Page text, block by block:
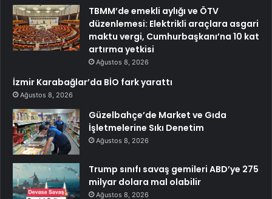
TBMM’de emekli aylığı ve ÖTV
düzenlemesi: Elektrikli araçlara asgari
maktu vergi, Cumhurbaşkanı’na 10 kat
artırma yetkisi
Ağustos 8, 2026
İzmir Karabağlar’da BİO fark yarattı
Ağustos 8, 2026
Güzelbahçe’de Market ve Gıda
İşletmelerine Sıkı Denetim
Ağustos 8, 2026
Trump sınıfı savaş gemileri ABD’ye 275
milyar dolara mal olabilir
Ağustos 8, 2026